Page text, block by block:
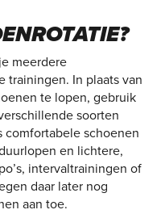
meerdere
trainingen. In plaats van
te lopen, gebruik
soorten
schoenen
en lichtere,
intervaltrainingen of
daar later nog
aan toe.